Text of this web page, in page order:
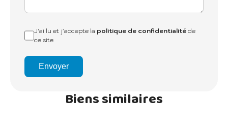
J’ai lu et j'accepte la politique de confidentialitéde
ce site
Envoyer
Biens similaires